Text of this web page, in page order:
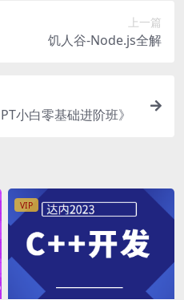
上一篇
饥人谷-Node.js全解
小白零基础进阶班》
VIP